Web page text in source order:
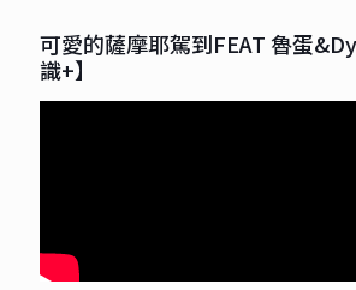
可愛的薩摩耶駕到FEAT 魯蛋
識+】